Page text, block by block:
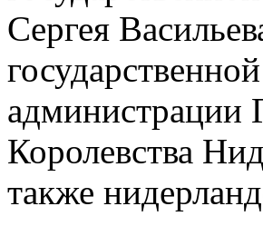
Сергея
администрации
Королевства
также